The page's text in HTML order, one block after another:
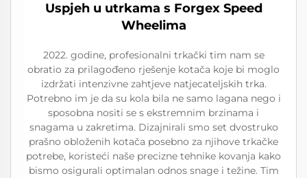
Uspjeh u utrkama s Forgex Speed
Wheelima
2022. godine, profesionalni trkački tim nam se
obratio za prilagođeno rješenje kotača koje bi moglo
izdržati intenzivne zahtjeve natjecateljskih trka.
Potrebno im je da su kola bila ne samo lagana nego i
sposobna nositi se s ekstremnim brzinama i
snagama u zakretima. Dizajnirali smo set dvostruko
prašno obloženih kotača posebno za njihove trkačke
potrebe, koristeći naše precizne tehnike kovanja kako
bismo osigurali optimalan odnos snage i težine. Tim